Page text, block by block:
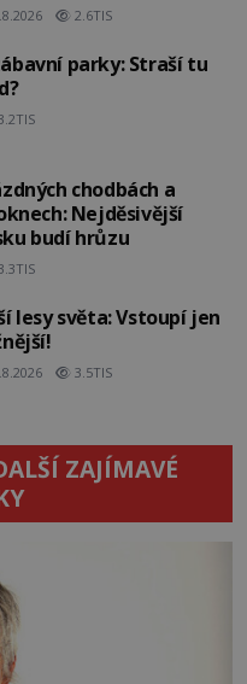
2.6TIS
parky: Straší tu
chodbách a
Nejděsivější
budí hrůzu
Vstoupí jen
3.5TIS
ZAJÍMAVÉ